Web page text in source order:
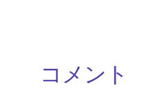
コメント